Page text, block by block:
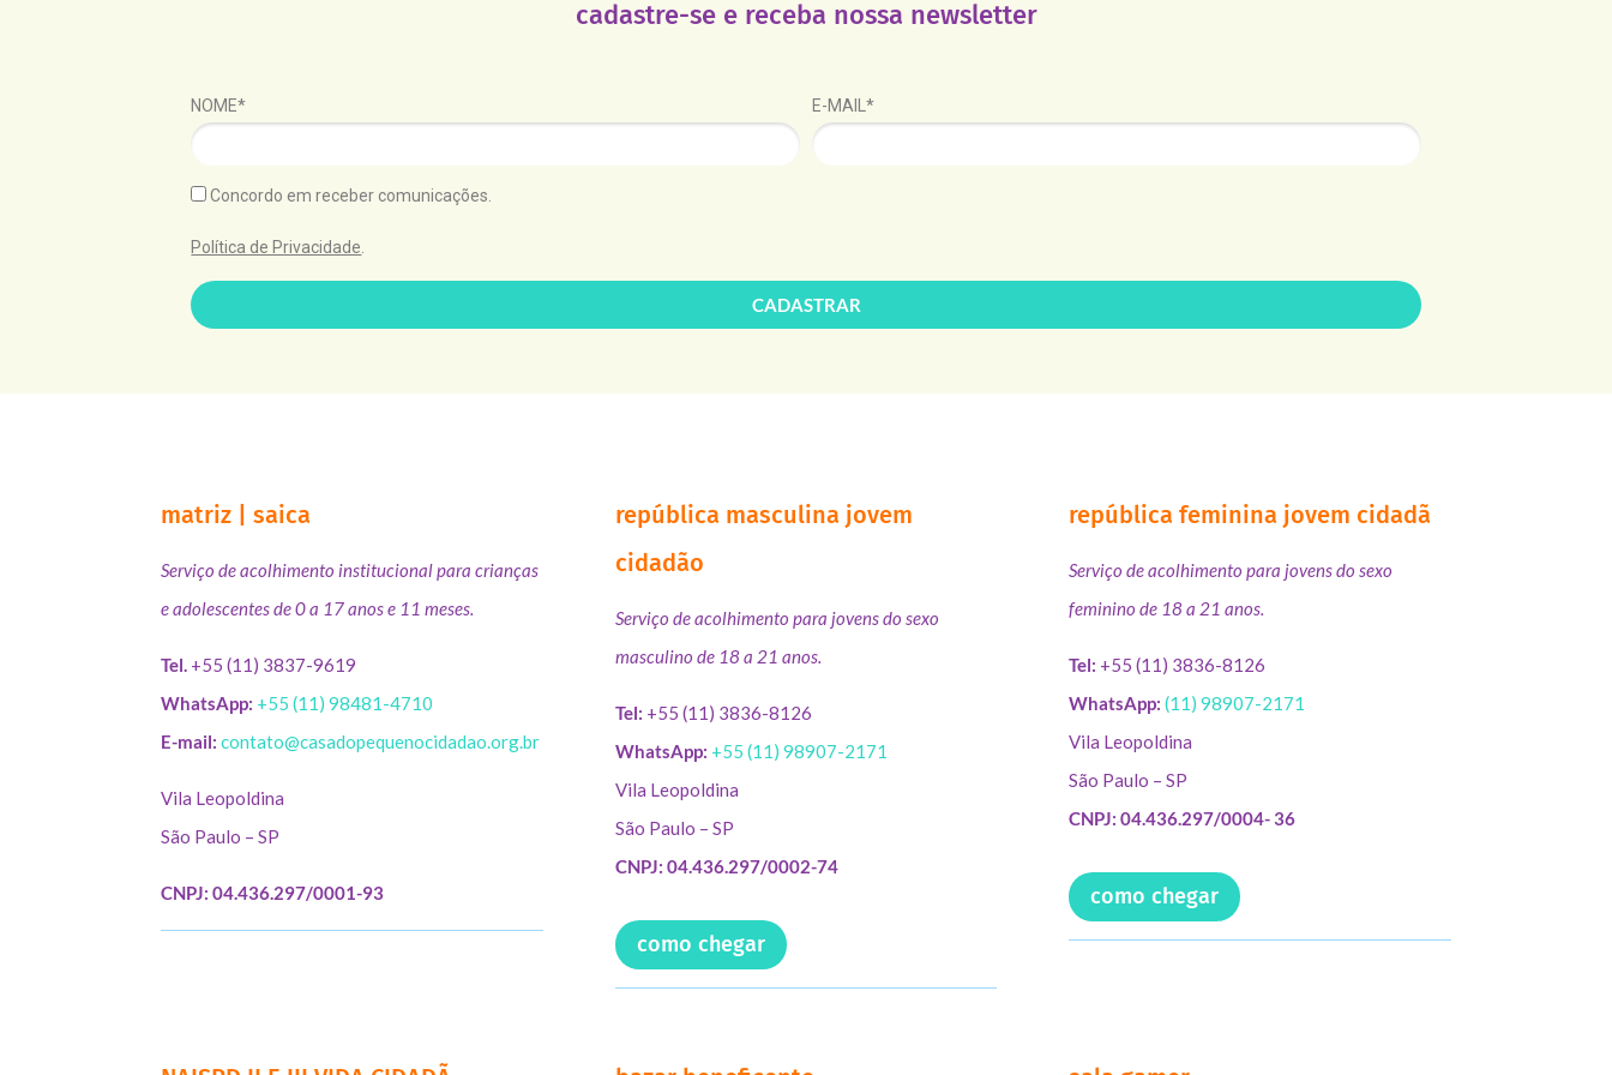
cadastre-se e receba nossa newsletter
NOME* E-MAIL*
Concordo em receber comunicações.
Política de Privacidade.
CADASTRAR
matriz | saica
Serviço de acolhimento institucional para crianças
e adolescentes de 0 a 17 anos e 11 meses.
Tel. +55 (11) 3837-9619
WhatsApp: +55 (11) 98481-4710
E-mail: contato@casadopequenocidadao.org.br
Vila Leopoldina
São Paulo – SP
CNPJ: 04.436.297/0001-93
república masculina jovem
cidadão
Serviço de acolhimento para jovens do sexo
masculino de 18 a 21 anos.
Tel: +55 (11) 3836-8126
WhatsApp: +55 (11) 98907-2171
Vila Leopoldina
São Paulo – SP
CNPJ: 04.436.297/0002-74
como chegar
república feminina jovem cidadã
Serviço de acolhimento para jovens do sexo
feminino de 18 a 21 anos.
Tel: +55 (11) 3836-8126
WhatsApp: (11) 98907-2171
Vila Leopoldina
São Paulo – SP
CNPJ: 04.436.297/0004- 36
como chegar